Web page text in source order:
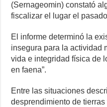
(Sernageomin) constató
fiscalizar el lugar el
El informe determinó la
insegura para la actividad
vida e integridad física de
en faena”.
Entre las situaciones
desprendimiento de